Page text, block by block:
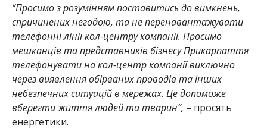
“Просимо з розумінням поставитись до вимкнень,
спричинених негодою, та не перенавантажувати
телефонні лінії кол-центру компанії. Просимо
мешканців та представників бізнесу Прикарпаття
телефонувати на кол-центр компанії виключно
через виявлення обірваних проводів та інших
небезпечних ситуацій в мережах. Це допоможе
вберегти життя людей та тварин”, – просять
енергетики.